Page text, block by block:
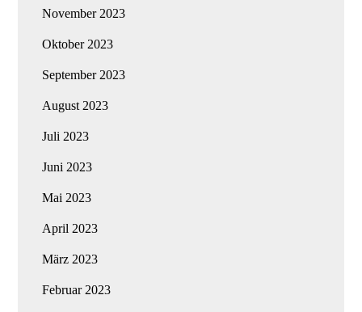
November 2023
Oktober 2023
September 2023
August 2023
Juli 2023
Juni 2023
Mai 2023
April 2023
März 2023
Februar 2023